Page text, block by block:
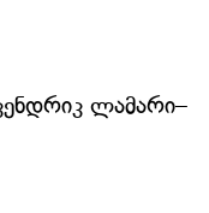
ლამარი–